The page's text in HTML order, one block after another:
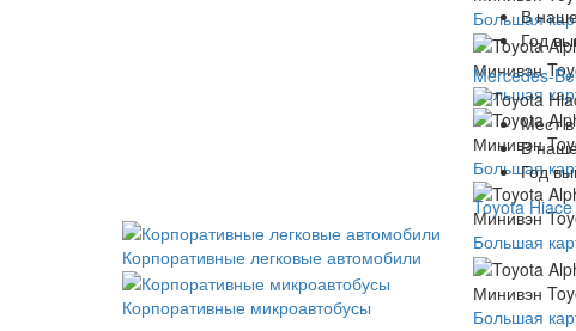
Большая
Минивэн
Большая
Минивэн
Большая
Минивэн
Большая
Минивэн
Большая
В
Год
Mercedes-
Мест
В
Год
Toyota
Корпоративные легковые автомобили
Корпоративные микроавтобусы